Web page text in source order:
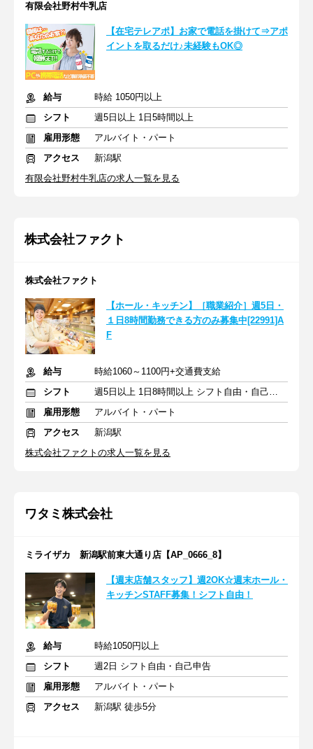
有限会社野村牛乳店
【在宅テレアポ】お家で電話を掛けて⇒アポ
イントを取るだけ♪未経験もOK◎
給与
時給 1050円以上
シフト
週5日以上 1日5時間以上
雇用形態
アルバイト・パート
アクセス
新潟駅
有限会社野村牛乳店の求人一覧を見る
株式会社ファクト
株式会社ファクト
【ホール・キッチン】［職業紹介］週5日・
１日8時間勤務できる方のみ募集中[22991]A
F
給与
時給1060～1100円+交通費支給
シフト
週5日以上 1日8時間以上 シフト自由・自己申告
雇用形態
アルバイト・パート
アクセス
新潟駅
株式会社ファクトの求人一覧を見る
ワタミ株式会社
ミライザカ 新潟駅前東大通り店【AP_0666_8】
【週末店舗スタッフ】週2OK☆週末ホール・
キッチンSTAFF募集！シフト自由！
給与
時給1050円以上
シフト
週2日 シフト自由・自己申告
雇用形態
アルバイト・パート
アクセス
新潟駅 徒歩5分